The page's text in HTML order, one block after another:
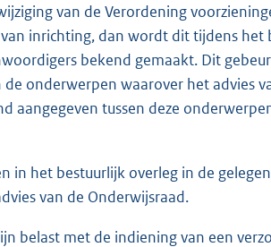
van de Verordening
inrichting, dan wordt dit tijdens het
bekend gemaakt. Dit
onderwerpen waarover het advies
aangegeven tussen deze
in het bestuurlijk overleg in de
van de Onderwijsraad.
belast met de indiening van een